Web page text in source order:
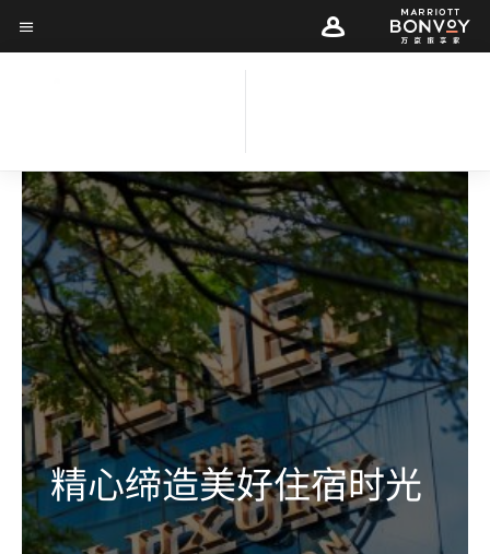
Skip
to菜单文本
精心缔造美好住宿时光